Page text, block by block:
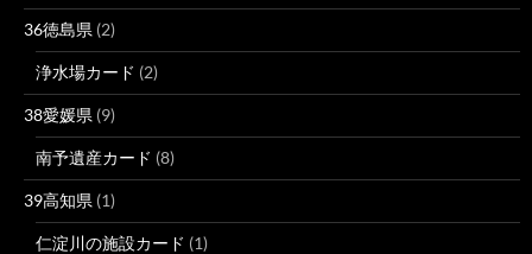
36徳島県 (2)
浄水場カード (2)
38愛媛県 (9)
南予遺産カード (8)
39高知県 (1)
仁淀川の施設カード (1)